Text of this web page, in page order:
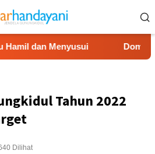
Dompet Dhuafa
Tahun 2022
Dilihat